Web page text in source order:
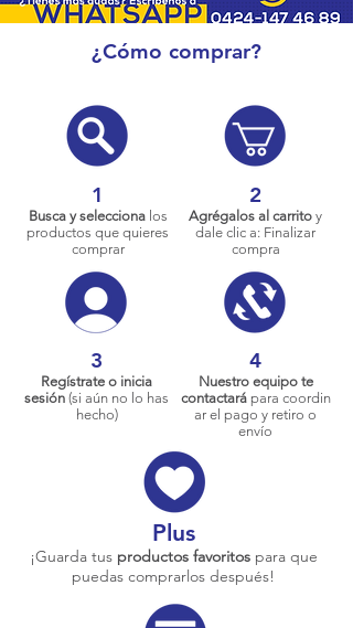
¿Cómo comprar?
1
Busca y seleccionalos
productos que quieres
comprar
2
Agrégalos al carrito y
dale clic a: Finalizar
compra
3
Regístrate o inicia
sesión (si aún no lo has
hecho)
4
Nuestro equipo te
contactarápara coordin
ar el pago y retiro o
envío
Plus
¡Guarda tus productos favoritos para que
puedas comprarlos después!